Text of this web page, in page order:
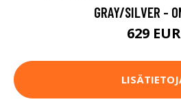
GRAY/SILVER -
629 EUR